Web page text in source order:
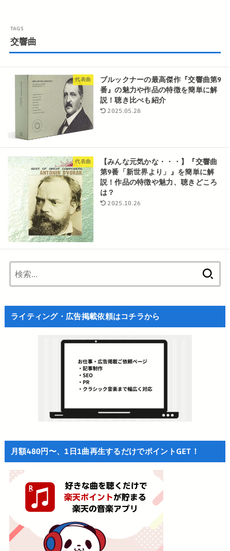
交響曲
代表曲
ブルックナーの最高傑作『交響曲第9
番』の魅力や作品の特徴を簡単に解
説！聴き比べも紹介
2025.05.28
代表曲
【みんな元気かな・・・】『交響曲
第9番「新世界より」』を簡単に解
説！作品の特徴や魅力、聴きどころ
は？
2025.10.26
ライティング・広告掲載依頼はコチラから
月額480円〜、1日1曲再生するだけでポイントGET！